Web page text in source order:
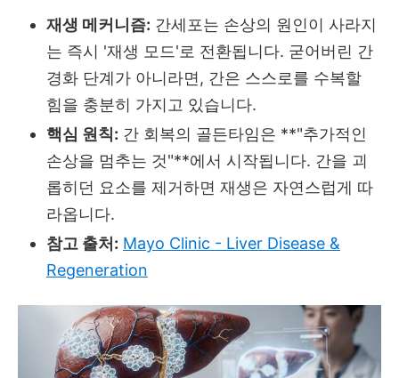
재생 메커니즘: 간세포는 손상의 원인이 사라지
는 즉시 '재생 모드'로 전환됩니다. 굳어버린 간
경화 단계가 아니라면, 간은 스스로를 수복할
힘을 충분히 가지고 있습니다.
핵심 원칙: 간 회복의 골든타임은 **"추가적인
손상을 멈추는 것"**에서 시작됩니다. 간을 괴
롭히던 요소를 제거하면 재생은 자연스럽게 따
라옵니다.
참고 출처: Mayo Clinic - Liver Disease &
Regeneration